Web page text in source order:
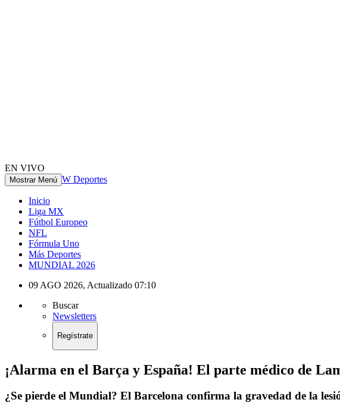
EN VIVO
Mostrar Menú W Deportes
Inicio
Liga MX
Fútbol Europeo
NFL
Fórmula Uno
Más Deportes
MUNDIAL 2026
09 AGO 2026, Actualizado 07:10
Buscar
Newsletters
Regístrate
¡Alarma en el Barça y España! El parte médico de
¿Se pierde el Mundial? El Barcelona confirma la gravedad de la